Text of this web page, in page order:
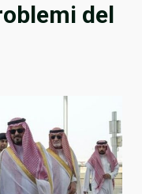
del